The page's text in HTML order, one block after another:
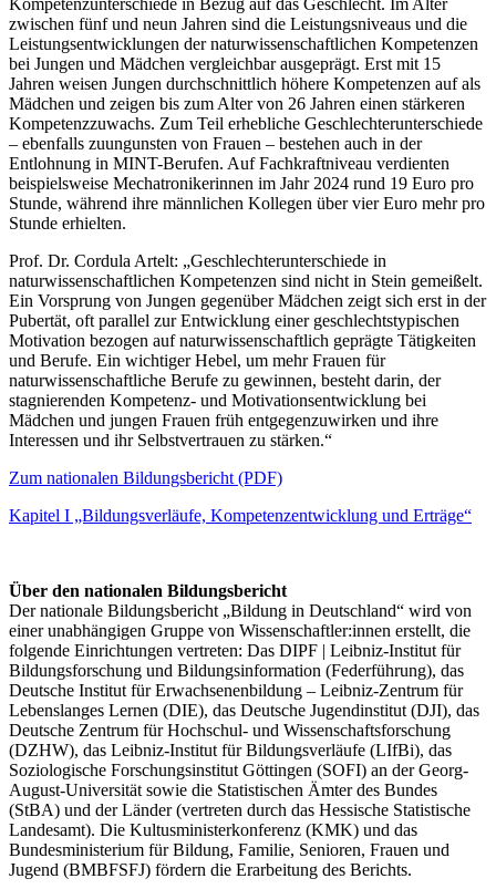
Kompetenzunterschiede in Bezug auf das Geschlecht. Im Alter
zwischen fünf und neun Jahren sind die Leistungsniveaus und die
Leistungsentwicklungen der naturwissenschaftlichen Kompetenzen
bei Jungen und Mädchen vergleichbar ausgeprägt. Erst mit 15
Jahren weisen Jungen durchschnittlich höhere Kompetenzen auf als
Mädchen und zeigen bis zum Alter von 26 Jahren einen stärkeren
Kompetenzzuwachs. Zum Teil erhebliche Geschlechterunterschiede
– ebenfalls zuungunsten von Frauen – bestehen auch in der
Entlohnung in MINT-Berufen. Auf Fachkraftniveau verdienten
beispielsweise Mechatronikerinnen im Jahr 2024 rund 19 Euro pro
Stunde, während ihre männlichen Kollegen über vier Euro mehr pro
Stunde erhielten.
Prof. Dr. Cordula Artelt: „Geschlechterunterschiede in
naturwissenschaftlichen Kompetenzen sind nicht in Stein gemeißelt.
Ein Vorsprung von Jungen gegenüber Mädchen zeigt sich erst in der
Pubertät, oft parallel zur Entwicklung einer geschlechtstypischen
Motivation bezogen auf naturwissenschaftlich geprägte Tätigkeiten
und Berufe. Ein wichtiger Hebel, um mehr Frauen für
naturwissenschaftliche Berufe zu gewinnen, besteht darin, der
stagnierenden Kompetenz- und Motivationsentwicklung bei
Mädchen und jungen Frauen früh entgegenzuwirken und ihre
Interessen und ihr Selbstvertrauen zu stärken.“
Zum nationalen Bildungsbericht (PDF)
Kapitel I „Bildungsverläufe, Kompetenzentwicklung und Erträge“
Über den nationalen Bildungsbericht
Der nationale Bildungsbericht „Bildung in Deutschland“ wird von
einer unabhängigen Gruppe von Wissenschaftler:innen erstellt, die
folgende Einrichtungen vertreten: Das DIPF | Leibniz-Institut für
Bildungsforschung und Bildungsinformation (Federführung), das
Deutsche Institut für Erwachsenenbildung – Leibniz-Zentrum für
Lebenslanges Lernen (DIE), das Deutsche Jugendinstitut (DJI), das
Deutsche Zentrum für Hochschul- und Wissenschaftsforschung
(DZHW), das Leibniz-Institut für Bildungsverläufe (LIfBi), das
Soziologische Forschungsinstitut Göttingen (SOFI) an der Georg-
August-Universität sowie die Statistischen Ämter des Bundes
(StBA) und der Länder (vertreten durch das Hessische Statistische
Landesamt). Die Kultusministerkonferenz (KMK) und das
Bundesministerium für Bildung, Familie, Senioren, Frauen und
Jugend (BMBFSFJ) fördern die Erarbeitung des Berichts.